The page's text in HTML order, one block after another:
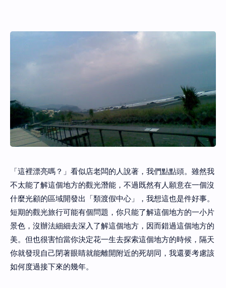
「這裡漂亮嗎？」看似店老闆的人說著，我們點點頭。雖然我
不太能了解這個地方的觀光潛能，不過既然有人願意在一個沒
什麼光顧的區域開發出「類渡假中心」，我想這也是件好事。
短期的觀光旅行可能有個問題，你只能了解這個地方的一小片
景色，沒辦法細細去深入了解這個地方，因而錯過這個地方的
美。但也很害怕當你決定花一生去探索這個地方的時候，隔天
你就發現自己閉著眼睛就能離開附近的死胡同，我還要考慮該
如何度過接下來的幾年。